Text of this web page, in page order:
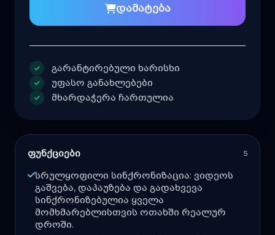
დამატება
გარანტირებული ხარისხი
უფასო განახლებები
მხარდაჭერა ჩართულია
ფუნქციები 5
სრულყოფილი სინქრონიზაცია: ვიდეოს
გაშვება, დაპაუზება და გადახვევა
სინქრონიზებულია ყველა
მომხმარებლისთვის ოთახში რეალურ
დროში.